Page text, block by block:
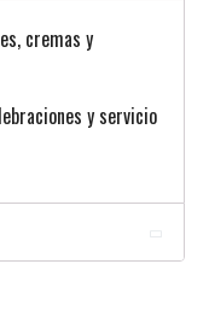
cremas y
y servicio